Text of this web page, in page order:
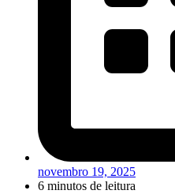
novembro 19, 2025
6 minutos de leitura